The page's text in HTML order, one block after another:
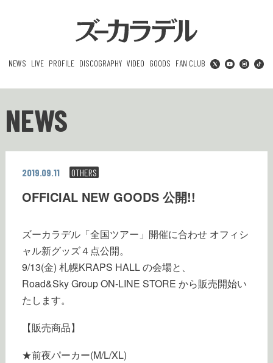
NEWS LIVE PROFILE DISCOGRAPHY VIDEO GOODS FAN CLUB
NEWS
2019.09.11 OTHERS
OFFICIAL NEW GOODS 公開!!
ズーカラデル「全国ツアー」開催に合わせ オフィシ
ャル新グッズ４点公開。
9/13(金) 札幌KRAPS HALL の会場と、
Road&Sky Group ON-LINE STORE から販売開始い
たします。
【販売商品】
★前夜パーカー(M/L/XL)